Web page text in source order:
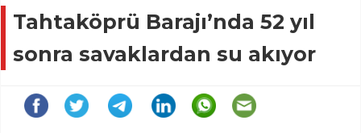
Tahtaköprü Barajı’nda 52 yıl
sonra savaklardan su akıyor